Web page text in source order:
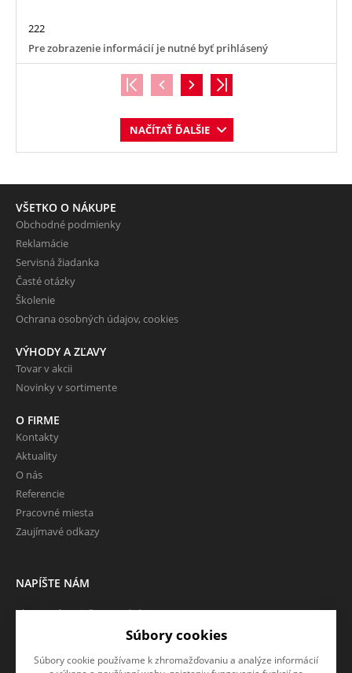
222
Pre zobrazenie informácií je nutné byť prihlásený
NAČÍTAŤ ĎALŠIE
VŠETKO O NÁKUPE
Obchodné podmienky
Reklamácie
Servisná žiadanka
Časté otázky
Školenie
Ochrana osobných údajov, cookies
VÝHODY A ZĽAVY
Tovar v akcii
Novinky v sortimente
O FIRME
Kontakty
Aktuality
O nás
Referencie
Pracovné miesta
Zaujímavé odkazy
NAPÍŠTE NÁM
Chcete nám niečo povedať o
našich produktoch alebo e-
shope? Neváhajte napísať.Súbory cookies
Súbory cookie používame k zhromažďovaniu a analýze informácií